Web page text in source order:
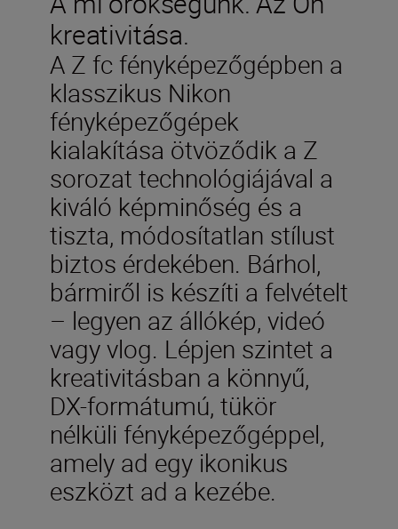
kreativitása.
A Z fc fényképezőgépben a
klasszikus Nikon
fényképezőgépek
kialakítása ötvöződik a Z
sorozat technológiájával a
kiváló képminőség és a
tiszta, módosítatlan stílust
biztos érdekében. Bárhol,
bármiről is készíti a felvételt
– legyen az állókép, videó
vagy vlog. Lépjen szintet a
kreativitásban a könnyű,
DX-formátumú, tükör
nélküli fényképezőgéppel,
amely ad egy ikonikus
eszközt ad a kezébe.